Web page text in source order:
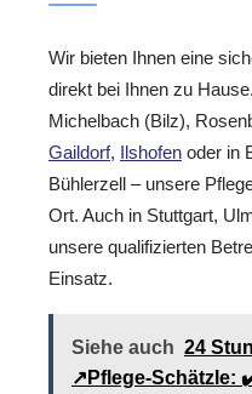
Wir bieten Ihnen eine
direkt bei Ihnen zu
Michelbach (Bilz),
Gaildorf, Ilshofen oder in
Bühlerzell – unsere
Ort. Auch in Stuttgart,
unsere qualifizierten
Einsatz.
Siehe auch 24
↗️Pflege-Schätzle: